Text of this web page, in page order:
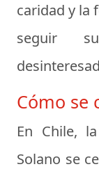
caridad y la
seguir
Cómo se
En Chile,
Solano se